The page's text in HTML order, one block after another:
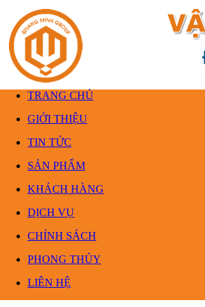
TRANG CHỦ
GIỚI THIỆU
TIN TỨC
SẢN PHẨM
KHÁCH HÀNG
DỊCH VỤ
CHÍNH SÁCH
PHONG THỦY
LIÊN HỆ